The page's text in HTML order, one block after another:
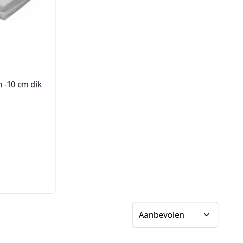
-10 cm dik
Sorteer op